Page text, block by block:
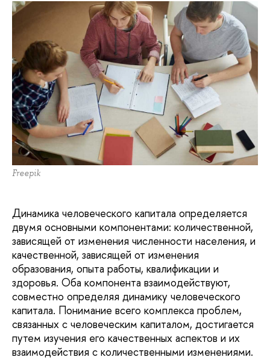
Freepik
Динамика человеческого капитала определяется
двумя основными компонентами: количественной,
зависящей от изменения численности населения, и
качественной, зависящей от изменения
образования, опыта работы, квалификации и
здоровья. Оба компонента взаимодействуют,
совместно определяя динамику человеческого
капитала. Понимание всего комплекса проблем,
связанных с человеческим капиталом, достигается
путем изучения его качественных аспектов и их
взаимодействия с количественными изменениями.